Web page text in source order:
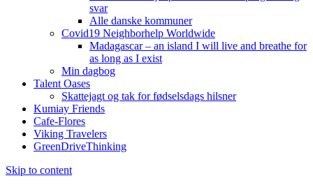
svar
Alle danske kommuner
Covid19 Neighborhelp Worldwide
Madagascar – an island I will live and breathe for
as long as I exist
Min dagbog
Talent Oases
Skattejagt og tak for fødselsdags hilsner
Kumiay Friends
Cafe-Flores
Viking Travelers
GreenDriveThinking
Skip to content